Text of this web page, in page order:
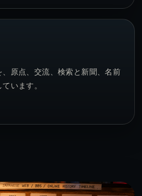
原点、交流、検索と新聞、名前
います。